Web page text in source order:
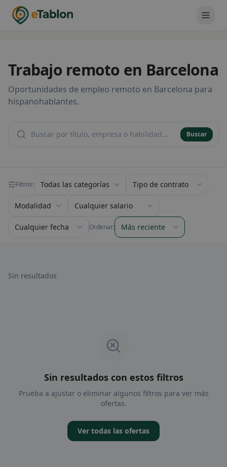
Trabajo remoto en Barcelona
Oportunidades de empleo remoto en Barcelona para
hispanohablantes.
Buscar
Filtros: Filtrar por categoría
Filtrar por tipo de
Filtrar por modalidad de trabajo
Filtrar por rango salarial
Filtrar por fecha de publicación
Ordenar:Ordenar resultados
Sin resultados
Sin resultados con estos filtros
Prueba a ajustar o eliminar algunos filtros para ver más
ofertas.
Ver todas las ofertas